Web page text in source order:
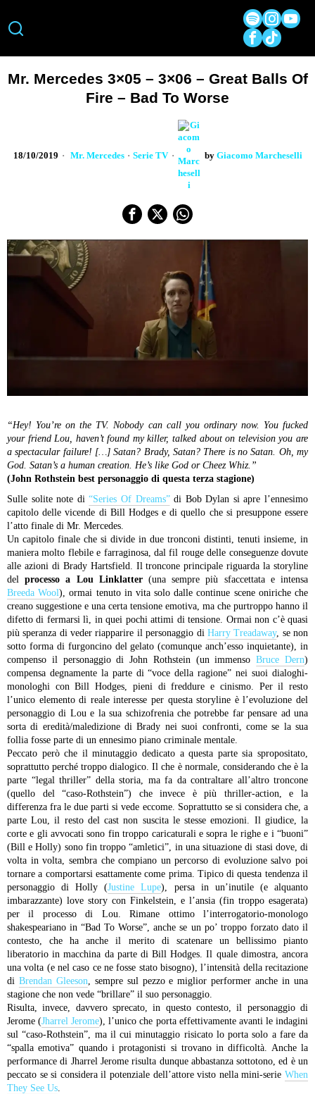
Mr. Mercedes 3×05 – 3×06 – Great Balls Of
Fire – Bad To Worse
18/10/2019 Mr. Mercedes · Serie TV by Giacomo Marcheselli
“Hey! You’re on the TV. Nobody can call you ordinary now. You fucked
your friend Lou, haven’t found my killer, talked about on television you are
a spectacular failure! […] Satan? Brady, Satan? There is no Satan. Oh, my
God. Satan’s a human creation. He’s like God or Cheez Whiz.”
(John Rothstein best personaggio di questa terza stagione)
Sulle solite note di“Series Of Dreams”di Bob Dylan si apre l’ennesimo
capitolo delle vicende di Bill Hodges e di quello che si presuppone essere
l’atto finale di Mr. Mercedes.
Un capitolo finale che si divide in due tronconi distinti, tenuti insieme, in
maniera molto flebile e farraginosa, dal fil rouge delle conseguenze dovute
alle azioni di Brady Hartsfield.
Il troncone principale riguarda la storyline
delprocesso a Lou Linklatter(una sempre più sfaccettata e intensa
Breeda Wool), ormai tenuto in vita solo dalle continue scene oniriche che
creano suggestione e una certa tensione emotiva, ma che purtroppo hanno il
difetto di fermarsi lì, in quei pochi attimi di tensione. Ormai non c’è quasi
più speranza di veder riapparire il personaggio di Harry Treadaway, se non
sotto forma di furgoncino del gelato (comunque anch’esso inquietante), in
compenso il personaggio di John Rothstein (un immensoBruce Dern)
compensa degnamente la parte di “voce della ragione” nei suoi dialoghi-
monologhi con Bill Hodges, pieni di freddure e cinismo. Per il resto
l’unico elemento di reale interesse per questa storyline è l’evoluzione del
personaggio di Lou e la sua schizofrenia che potrebbe far pensare ad una
sorta di eredità/maledizione di Brady nei suoi confronti, come se la sua
follia fosse parte di un ennesimo piano criminale mentale.
Peccato però che il minutaggio dedicato a questa parte sia spropositato,
soprattutto perché troppo dialogico. Il che è normale, considerando che è la
parte “legal thriller” della storia, ma fa da contraltare all’altro troncone
(quello del “caso-Rothstein”) che invece è più thriller-action, e la
differenza fra le due parti si vede eccome. Soprattutto se si considera che, a
parte Lou, il resto del cast non suscita le stesse emozioni. Il giudice, la
corte e gli avvocati sono fin troppo caricaturali e sopra le righe e i “buoni”
(Bill e Holly) sono fin troppo “amletici”, in una situazione di stasi dove, di
volta in volta, sembra che compiano un percorso di evoluzione salvo poi
tornare a comportarsi esattamente come prima. Tipico di questa tendenza il
personaggio di Holly (Justine Lupe), persa in un’inutile (e alquanto
imbarazzante) love story con Finkelstein, e l’ansia (fin troppo esagerata)
per il processo di Lou. Rimane ottimo l’interrogatorio-monologo
shakespeariano in “Bad To Worse”, anche se un po’ troppo forzato dato il
contesto, che ha anche il merito di scatenare un bellissimo pianto
liberatorio in macchina da parte di Bill Hodges. Il quale dimostra, ancora
una volta (e nel caso ce ne fosse stato bisogno), l’intensità della recitazione
di Brendan Gleeson , sempre sul pezzo e miglior performer anche in una
stagione che non vede “brillare” il suo personaggio.
Risulta, invece, davvero sprecato, in questo contesto, il personaggio di
Jerome (Jharrel Jerome), l’unico che porta effettivamente avanti le indagini
sul “caso-Rothstein”, ma il cui minutaggio risicato lo porta solo a fare da
“spalla emotiva” quando i protagonisti si trovano in difficoltà. Anche la
performance di Jharrel Jerome risulta dunque abbastanza sottotono, ed è un
peccato se si considera il potenziale dell’attore visto nella mini-serie When
They See Us